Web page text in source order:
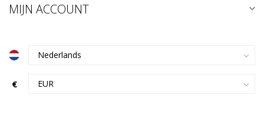
MIJN ACCOUNT
€